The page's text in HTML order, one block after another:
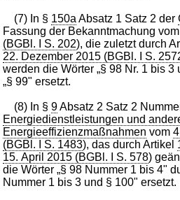
(7) In § 150a Absatz 1 Satz 2 der
Fassung der Bekanntmachung vom
(BGBl. I S. 202), die zuletzt durch
22. Dezember 2015 (BGBl. I S.
werden die Wörter „§ 98 Nr. 1 bis
„§ 99" ersetzt.
(8) In §9Absatz 2 Satz 2
Energiedienstleistungen und
Energieeffizienzmaßnahmen vom
(BGBl. I S. 1483), das durch Artikel
15. April 2015 (BGBl. I S. 578)
die Wörter „§ 98 Nummer 1 bis 4"
Nummer 1 bis 3 und § 100" ersetzt.